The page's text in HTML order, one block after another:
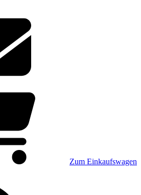
Zum Einkaufswagen